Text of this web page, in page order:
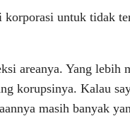
untuk tidak
areanya. Yang lebih
korupsinya. Kalau
masih banyak